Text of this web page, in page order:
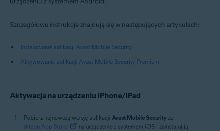
Szczegółowe instrukcje znajdują się w następujących artykułach:
Instalowanie aplikacji Avast Mobile Security
Aktywowanie aplikacji Avast Mobile Security Premium
Aktywacja na urządzeniu iPhone/iPad
Pobierz najnowszą wersję aplikacji Avast Mobile Security ze
sklepu App Store
na urządzenie z systemem iOS i zainstaluj ją.